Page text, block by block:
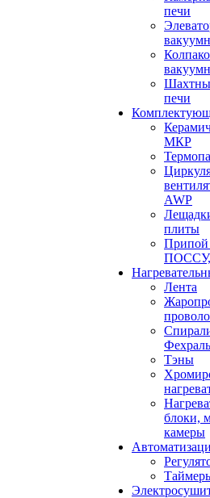
печи
печи
МКР
AWP
плиты
Лента
Фехраль
Тэны
блоки,
камеры